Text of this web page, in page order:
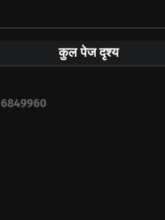
कुल पेज दृश्य
6849960